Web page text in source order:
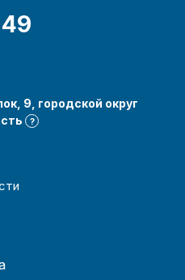
9, городской округ
?